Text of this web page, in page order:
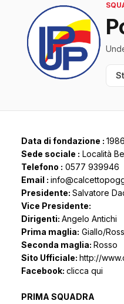
Data di fondazione : 1986
Sede sociale : Località
Telefono : 0577 939946
Email :
Presidente: Salvatore
Vice Presidente:
Dirigenti: Angelo Antichi
Prima maglia: Giallo/
Seconda maglia: Rosso
Sito Ufficiale: http://
Facebook: clicca qui
PRIMA SQUADRA